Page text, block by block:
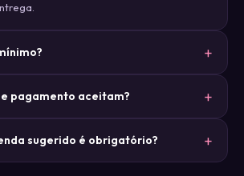
pagamento aceitam?
sugerido é obrigatório?